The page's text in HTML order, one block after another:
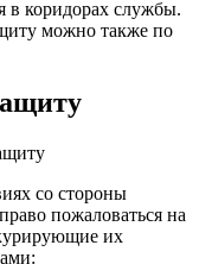
в коридорах службы.
можно также по
со стороны
пожаловаться на
их